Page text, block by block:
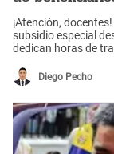
¡Atención,
subsidio especial
dedican horas de
Diego Pecho